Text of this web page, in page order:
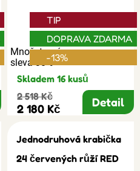
Množstevní
sleva 30%
TIP
DOPRAVA ZDARMA
-13%
Skladem 16 kusů
2 518 Kč
2 180 Kč Detail
Jednodruhová krabička
24 červených růží RED